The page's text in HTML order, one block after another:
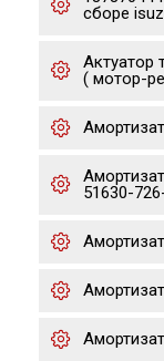
сборе
Актуатор
( мотор-
51630-